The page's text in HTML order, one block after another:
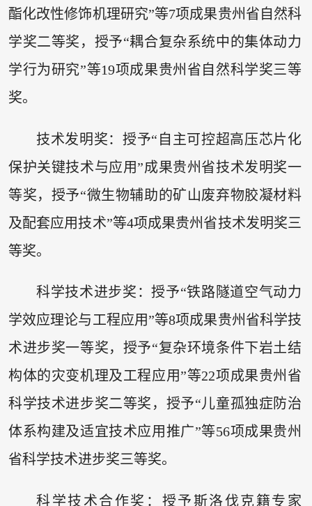
酯化改性修饰机理研究”等7项成果贵州省自然科
学奖二等奖，授予“耦合复杂系统中的集体动力
学行为研究”等19项成果贵州省自然科学奖三等
奖。
技术发明奖：授予“自主可控超高压芯片化
保护关键技术与应用”成果贵州省技术发明奖一
等奖，授予“微生物辅助的矿山废弃物胶凝材料
及配套应用技术”等4项成果贵州省技术发明奖三
等奖。
科学技术进步奖：授予“铁路隧道空气动力
学效应理论与工程应用”等8项成果贵州省科学技
术进步奖一等奖，授予“复杂环境条件下岩土结
构体的灾变机理及工程应用”等22项成果贵州省
科学技术进步奖二等奖，授予“儿童孤独症防治
体系构建及适宜技术应用推广”等56项成果贵州
省科学技术进步奖三等奖。
科学技术合作奖：授予斯洛伐克籍专家